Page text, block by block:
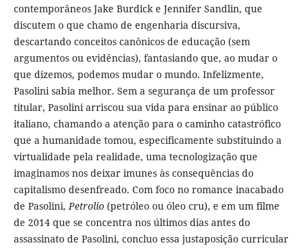
contemporâneos Jake Burdick e Jennifer Sandlin, que
discutem o que chamo de engenharia discursiva,
descartando conceitos canônicos de educação (sem
argumentos ou evidências), fantasiando que, ao mudar o
que dizemos, podemos mudar o mundo. Infelizmente,
Pasolini sabia melhor. Sem a segurança de um professor
titular, Pasolini arriscou sua vida para ensinar ao público
italiano, chamando a atenção para o caminho catastrófico
que a humanidade tomou, especificamente substituindo a
virtualidade pela realidade, uma tecnologização que
imaginamos nos deixar imunes às consequências do
capitalismo desenfreado. Com foco no romance inacabado
de Pasolini,Petrolio(petróleo ou óleo cru), e em um filme
de 2014 que se concentra nos últimos dias antes do
assassinato de Pasolini, concluo essa justaposição curricular